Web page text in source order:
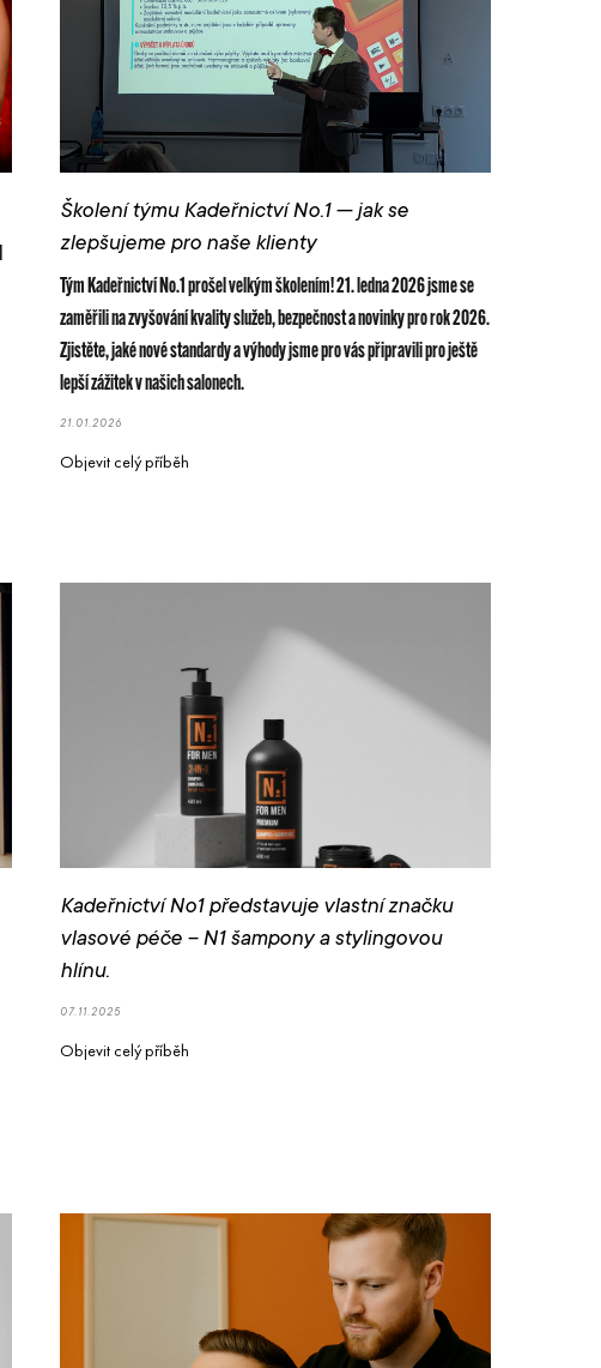
Školení týmu Kadeřnictví No.1 — jak se
zlepšujeme pro naše klienty
Tým Kadeřnictví No.1 prošel velkým školením! 21. ledna 2026 jsme se
zaměřili na zvyšování kvality služeb, bezpečnost a novinky pro rok 2026.
Zjistěte, jaké nové standardy a výhody jsme pro vás připravili pro ještě
lepší zážitek v našich salonech.
21.01.2026
Objevit celý příběh
Kadeřnictví No1 představuje vlastní značku
vlasové péče – N1 šampony a stylingovou
hlínu .
07.11.2025
Objevit celý příběh